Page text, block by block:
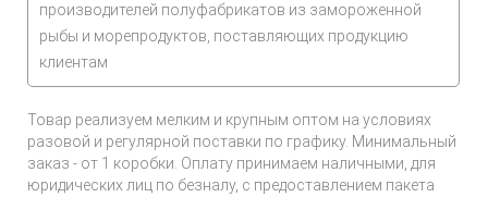
производителей полуфабрикатов из замороженной
рыбы и морепродуктов, поставляющих продукцию
клиентам
Товар реализуем мелким и крупным оптом на условиях
разовой и регулярной поставки по графику. Минимальный
заказ - от 1 коробки. Оплату принимаем наличными, для
юридических лиц по безналу, с предоставлением пакета